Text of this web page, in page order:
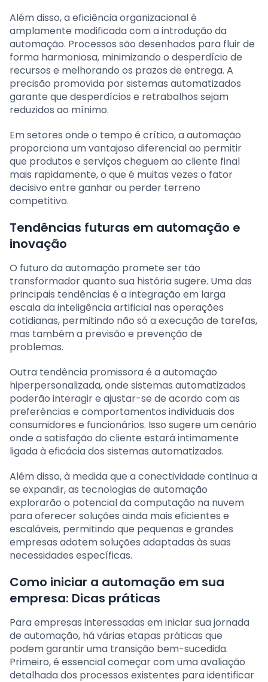
Além disso, a eficiência organizacional é
amplamente modificada com a introdução da
automação. Processos são desenhados para fluir de
forma harmoniosa, minimizando o desperdício de
recursos e melhorando os prazos de entrega. A
precisão promovida por sistemas automatizados
garante que desperdícios e retrabalhos sejam
reduzidos ao mínimo.
Em setores onde o tempo é crítico, a automação
proporciona um vantajoso diferencial ao permitir
que produtos e serviços cheguem ao cliente final
mais rapidamente, o que é muitas vezes o fator
decisivo entre ganhar ou perder terreno
competitivo.
Tendências futuras em automação e
inovação
O futuro da automação promete ser tão
transformador quanto sua história sugere. Uma das
principais tendências é a integração em larga
escala da inteligência artificial nas operações
cotidianas, permitindo não só a execução de tarefas,
mas também a previsão e prevenção de
problemas.
Outra tendência promissora é a automação
hiperpersonalizada, onde sistemas automatizados
poderão interagir e ajustar-se de acordo com as
preferências e comportamentos individuais dos
consumidores e funcionários. Isso sugere um cenário
onde a satisfação do cliente estará intimamente
ligada à eficácia dos sistemas automatizados.
Além disso, à medida que a conectividade continua a
se expandir, as tecnologias de automação
explorarão o potencial da computação na nuvem
para oferecer soluções ainda mais eficientes e
escaláveis, permitindo que pequenas e grandes
empresas adotem soluções adaptadas às suas
necessidades específicas.
Como iniciar a automação em sua
empresa: Dicas práticas
Para empresas interessadas em iniciar sua jornada
de automação, há várias etapas práticas que
podem garantir uma transição bem-sucedida.
Primeiro, é essencial começar com uma avaliação
detalhada dos processos existentes para identificar